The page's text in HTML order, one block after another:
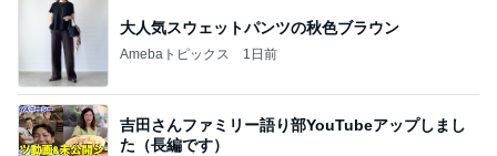
大人気スウェットパンツの秋色ブラウン
Amebaトピックス 1日前
吉田さんファミリー語り部YouTubeアップしまし
た（長編です）